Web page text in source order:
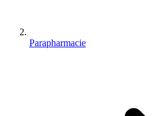
Parapharmacie